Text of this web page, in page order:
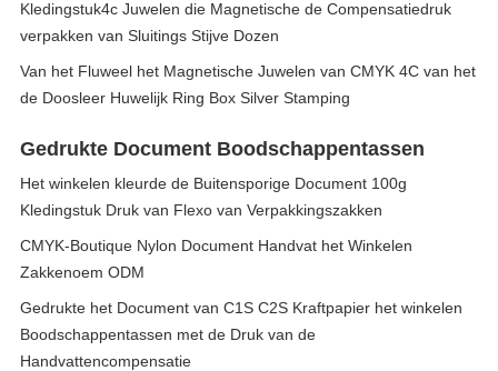
Kledingstuk4c Juwelen die Magnetische de Compensatiedruk
verpakken van Sluitings Stijve Dozen
Van het Fluweel het Magnetische Juwelen van CMYK 4C van het
de Doosleer Huwelijk Ring Box Silver Stamping
Gedrukte Document Boodschappentassen
Het winkelen kleurde de Buitensporige Document 100g
Kledingstuk Druk van Flexo van Verpakkingszakken
CMYK-Boutique Nylon Document Handvat het Winkelen
Zakkenoem ODM
Gedrukte het Document van C1S C2S Kraftpapier het winkelen
Boodschappentassen met de Druk van de
Handvattencompensatie